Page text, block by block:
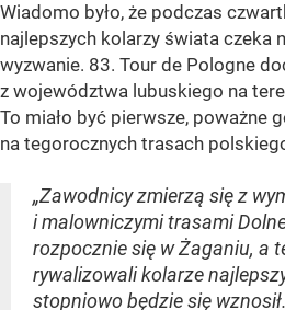
Wiadomo było, że podczas
najlepszych kolarzy świata czeka
wyzwanie. 83. Tour de Pologne
z województwa lubuskiego na
To miało być pierwsze, poważne
na tegorocznych trasach
„Zawodnicy zmierzą się z
i malowniczymi trasami
rozpocznie się w Żaganiu, a
rywalizowali kolarze
stopniowo będzie się